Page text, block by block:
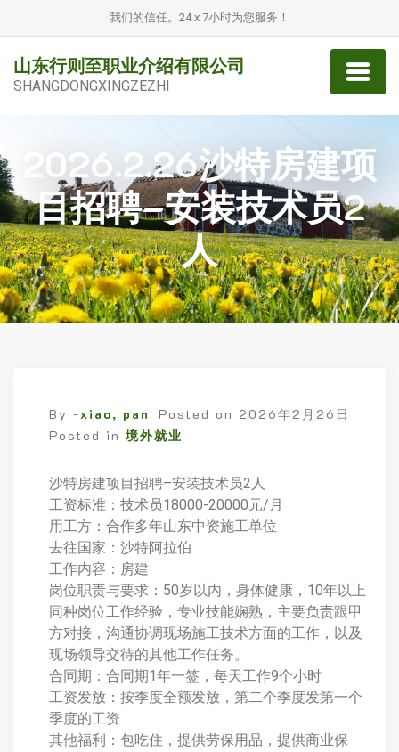
我们的信任。24 x 7小时为您服务！
山东行则至职业介绍有限公司
SHANGDONGXINGZEZHI
2026.2.26沙特房建项
目招聘–安装技术员2
人
By -xiao, pan Posted on 2026年2月26日
Posted in 境外就业
沙特房建项目招聘–安装技术员2人
工资标准：技术员18000-20000元/月
用工方：合作多年山东中资施工单位
去往国家：沙特阿拉伯
工作内容：房建
岗位职责与要求：50岁以内，身体健康，10年以上
同种岗位工作经验，专业技能娴熟，主要负责跟甲
方对接，沟通协调现场施工技术方面的工作，以及
现场领导交待的其他工作任务。
合同期：合同期1年一签，每天工作9个小时
工资发放：按季度全额发放，第二个季度发第一个
季度的工资
其他福利：包吃住，提供劳保用品，提供商业保